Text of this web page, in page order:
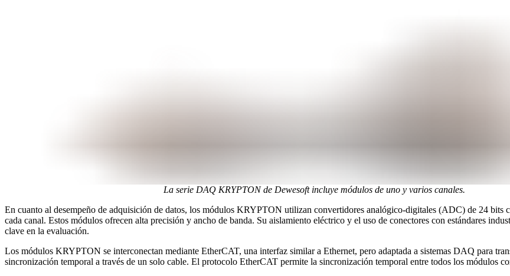
La serie DAQ KRYPTON de Dewesoft incluye módulos de uno y varios canales.
En cuanto al desempeño de adquisición de datos, los módulos KRYPTON utilizan convertidores analógico-digitales (ADC) de 24 bits
cada canal. Estos módulos ofrecen alta precisión y ancho de banda. Su aislamiento eléctrico y el uso de conectores con estándares
clave en la evaluación.
Los módulos KRYPTON se interconectan mediante EtherCAT, una interfaz similar a Ethernet, pero adaptada a sistemas DAQ para
sincronización temporal a través de un solo cable. El protocolo EtherCAT permite la sincronización temporal entre todos los módulos